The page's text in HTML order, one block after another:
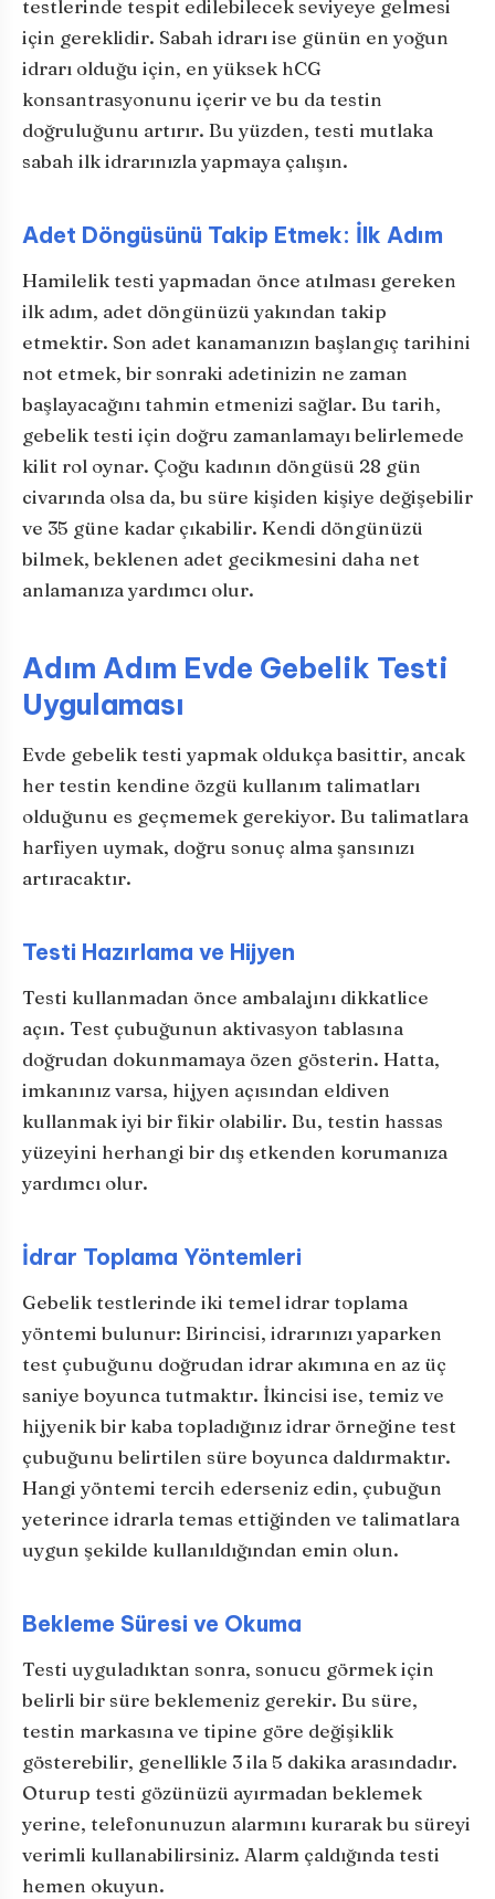
testlerinde tespit edilebilecek seviyeye gelmesi
için gereklidir. Sabah idrarı ise günün en yoğun
idrarı olduğu için, en yüksek hCG
konsantrasyonunu içerir ve bu da testin
doğruluğunu artırır. Bu yüzden, testi mutlaka
sabah ilk idrarınızla yapmaya çalışın.
Adet Döngüsünü Takip Etmek: İlk Adım
Hamilelik testi yapmadan önce atılması gereken
ilk adım, adet döngünüzü yakından takip
etmektir. Son adet kanamanızın başlangıç tarihini
not etmek, bir sonraki adetinizin ne zaman
başlayacağını tahmin etmenizi sağlar. Bu tarih,
gebelik testi için doğru zamanlamayı belirlemede
kilit rol oynar. Çoğu kadının döngüsü 28 gün
civarında olsa da, bu süre kişiden kişiye değişebilir
ve 35 güne kadar çıkabilir. Kendi döngünüzü
bilmek, beklenen adet gecikmesini daha net
anlamanıza yardımcı olur.
Adım Adım Evde Gebelik Testi
Uygulaması
Evde gebelik testi yapmak oldukça basittir, ancak
her testin kendine özgü kullanım talimatları
olduğunu es geçmemek gerekiyor. Bu talimatlara
harfiyen uymak, doğru sonuç alma şansınızı
artıracaktır.
Testi Hazırlama ve Hijyen
Testi kullanmadan önce ambalajını dikkatlice
açın. Test çubuğunun aktivasyon tablasına
doğrudan dokunmamaya özen gösterin. Hatta,
imkanınız varsa, hijyen açısından eldiven
kullanmak iyi bir fikir olabilir. Bu, testin hassas
yüzeyini herhangi bir dış etkenden korumanıza
yardımcı olur.
İdrar Toplama Yöntemleri
Gebelik testlerinde iki temel idrar toplama
yöntemi bulunur: Birincisi, idrarınızı yaparken
test çubuğunu doğrudan idrar akımına en az üç
saniye boyunca tutmaktır. İkincisi ise, temiz ve
hijyenik bir kaba topladığınız idrar örneğine test
çubuğunu belirtilen süre boyunca daldırmaktır.
Hangi yöntemi tercih ederseniz edin, çubuğun
yeterince idrarla temas ettiğinden ve talimatlara
uygun şekilde kullanıldığından emin olun.
Bekleme Süresi ve Okuma
Testi uyguladıktan sonra, sonucu görmek için
belirli bir süre beklemeniz gerekir. Bu süre,
testin markasına ve tipine göre değişiklik
gösterebilir, genellikle 3 ila 5 dakika arasındadır.
Oturup testi gözünüzü ayırmadan beklemek
yerine, telefonunuzun alarmını kurarak bu süreyi
verimli kullanabilirsiniz. Alarm çaldığında testi
hemen okuyun.